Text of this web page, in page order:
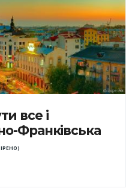
все і
Франківська